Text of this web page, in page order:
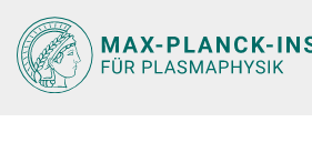
Hauptinhalt